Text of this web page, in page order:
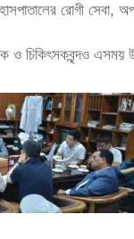
রোগী সেবা,
ও চিকিৎসকবৃন্দও